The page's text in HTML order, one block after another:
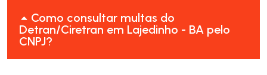
Como consultar multas do
Detran/Ciretran em Lajedinho - BA pelo
CNPJ?